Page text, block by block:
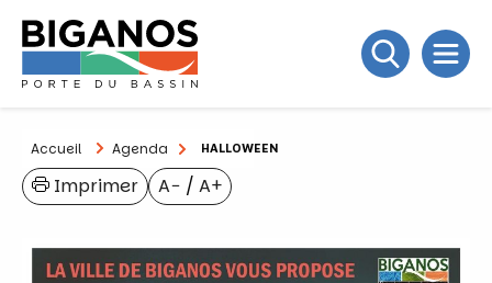
Accueil Agenda HALLOWEEN
A− / A+
Imprimer